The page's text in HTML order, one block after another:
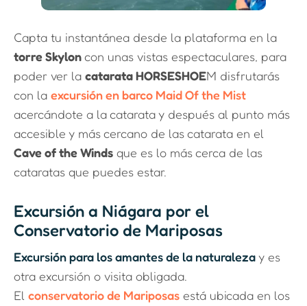
Capta tu instantánea desde la plataforma en la
torre Skyloncon unas vistas espectaculares, para
poder ver la catarata HORSESHOEM disfrutarás
con la excursión en barco Maid Of the Mist
acercándote a la catarata y después al punto más
accesible y más cercano de las catarata en el
Cave of the Winds que es lo más cerca de las
cataratas que puedes estar.
Excursión a Niágara por el
Conservatorio de Mariposas
Excursión para los amantes de la naturalezay es
otra excursión o visita obligada.
El conservatorio de Mariposas está ubicada en los